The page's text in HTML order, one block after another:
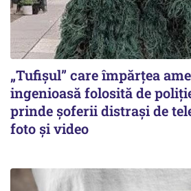
„Tufișul” care împărțea
ingenioasă folosită de
prinde șoferii distrași de
foto și video